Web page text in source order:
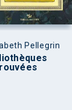
Pellegrin